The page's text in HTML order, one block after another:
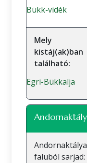
Bükk-vidék
Mely
kistáj(ak)ban
található:
Egri-Bükkalja
faluból